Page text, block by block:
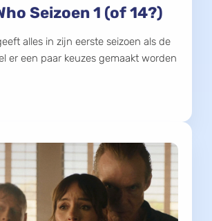
Seizoen 1 (of 14?)
alles in zijn eerste seizoen als de
er een paar keuzes gemaakt worden